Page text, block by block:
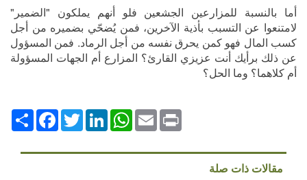
أما بالنسبة للمزارعين الجشعين فلو أنهم يملكون "الضمير"
لامتنعوا عن التسبب بأذية الآخرين، فمن يُضحّي بضميره من أجل
كسب المال فهو كمن يحرق نفسه من أجل الرماد. فمن المسؤول
عن ذلك برأيك أنت عزيزي القارئ؟ المزارع أم الجهات المسؤولة
أم كلاهما؟ وما الحل؟
انشر
FacebookTwitterLinkedIn
WhatsAppEmailPrint
مقالات ذات صلة